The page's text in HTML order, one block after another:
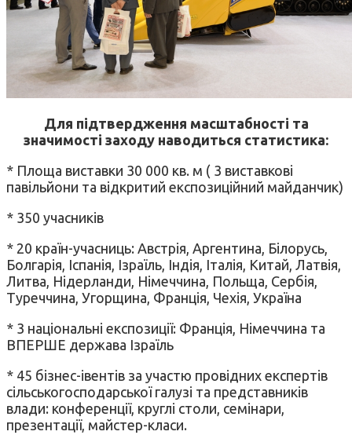
Для підтвердження масштабності та
значимості заходу наводиться статистика:
* Площа виставки 30 000 кв. м ( 3 виставкові
павільйони та відкритий експозиційний майданчик)
* 350 учасників
* 20 країн-учасниць: Австрія, Аргентина, Білорусь,
Болгарія, Іспанія, Ізраїль, Індія, Італія, Китай, Латвія,
Литва, Нідерланди, Німеччина, Польща, Сербія,
Туреччина, Угорщина, Франція, Чехія, Україна
* 3 національні експозиції: Франція, Німеччина та
ВПЕРШЕ держава Ізраїль
* 45 бізнес-івентів за участю провідних експертів
сільськогосподарської галузі та представників
влади: конференції, круглі столи, семінари,
презентації, майстер-класи.